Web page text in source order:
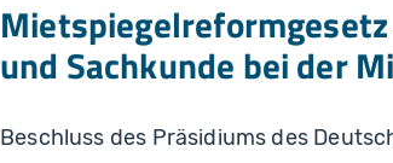
und Sachkunde bei der
Beschluss des Präsidiums des